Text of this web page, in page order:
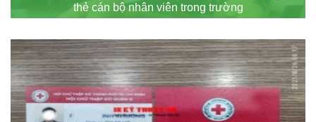
thẻ cán bộ nhân viên trong trường